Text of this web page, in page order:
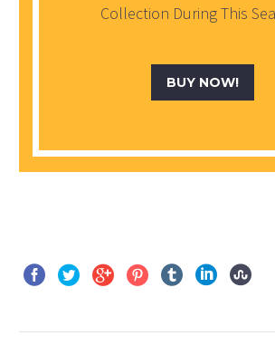
Collection During This
BUY NOW!